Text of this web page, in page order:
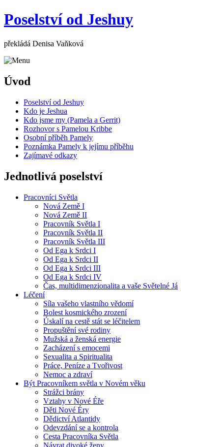
Poselství od Jeshuy
překládá Denisa Vaňková
Úvod
Poselství od Jeshuy
Kdo je Jeshua
Kdo jsme my (Pamela a Gerrit)
Rozhovor s Pamelou Kribbe
Osobní příběh Pamely
Poznámka Pamely k jejímu příběhu
Zajímavé odkazy
Jednotlivá poselství
Pracovníci Světla
Nová Země I
Nová Země II
Pracovník Světla I
Pracovník Světla II
Pracovník Světla III
Od Ega k Srdci I
Od Ega k Srdci II
Od Ega k Srdci III
Od Ega k Srdci IV
Čas, multidimenzionalita a vaše Světelné Já
Léčení
Síla vašeho vlastního vědomí
Bolest kosmického zrození
Úskalí na cestě stát se léčitelem
Propuštění své rodiny
Mužská a ženská energie
Zacházení s emocemi
Sexualita a Spiritualita
Práce, Peníze a Tvořivost
Nemoc a zdraví
Být Pracovníkem světla v Novém věku
Strážci brány
Vztahy v Nové Éře
Děti Nové Éry
Dědictví Atlantidy
Odevzdání se a kontrola
Cesta Pracovníka Světla
Návrat divoké ženy